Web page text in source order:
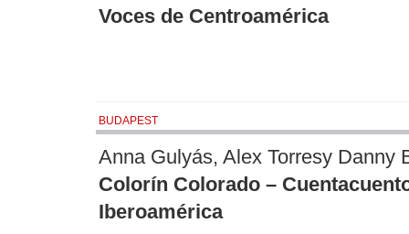
Voces de Centroamérica
BUDAPEST
Anna Gulyás, Alex Torresy Danny
Colorín Colorado –
Iberoamérica